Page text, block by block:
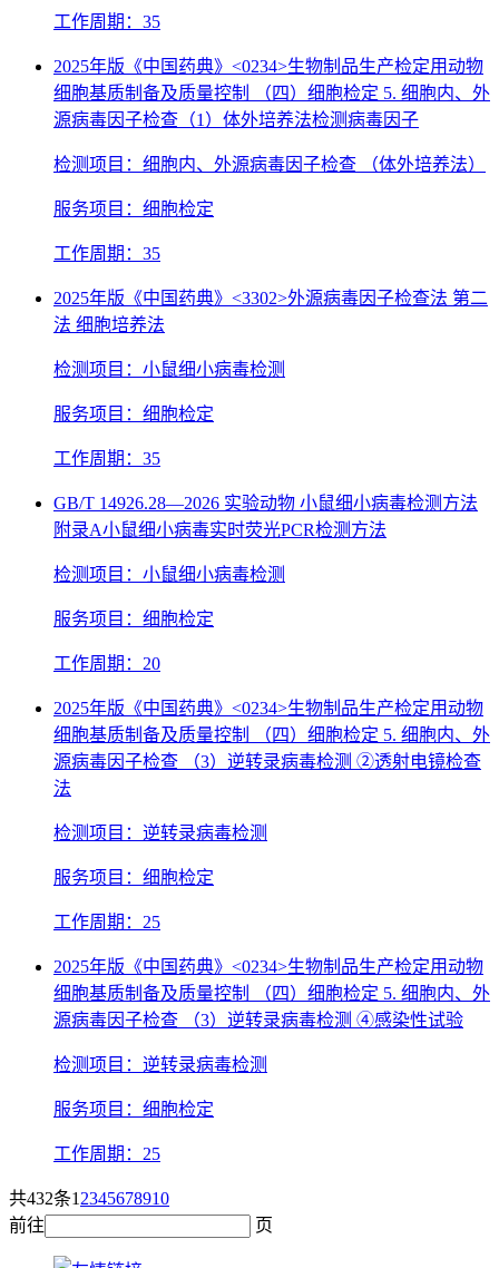
工作周期：35
2025年版《中国药典》<0234>生物制品生产检定用动物
细胞基质制备及质量控制 （四）细胞检定 5. 细胞内、外
源病毒因子检查（1）体外培养法检测病毒因子
检测项目：细胞内、外源病毒因子检查 （体外培养法）
服务项目：细胞检定
工作周期：35
2025年版《中国药典》<3302>外源病毒因子检查法 第二
法 细胞培养法
检测项目：小鼠细小病毒检测
服务项目：细胞检定
工作周期：35
GB/T 14926.28—2026 实验动物 小鼠细小病毒检测方法
附录A小鼠细小病毒实时荧光PCR检测方法
检测项目：小鼠细小病毒检测
服务项目：细胞检定
工作周期：20
2025年版《中国药典》<0234>生物制品生产检定用动物
细胞基质制备及质量控制 （四）细胞检定 5. 细胞内、外
源病毒因子检查 （3）逆转录病毒检测 ②透射电镜检查
法
检测项目：逆转录病毒检测
服务项目：细胞检定
工作周期：25
2025年版《中国药典》<0234>生物制品生产检定用动物
细胞基质制备及质量控制 （四）细胞检定 5. 细胞内、外
源病毒因子检查 （3）逆转录病毒检测 ④感染性试验
检测项目：逆转录病毒检测
服务项目：细胞检定
工作周期：25
共432条1 2345678910
前往
页